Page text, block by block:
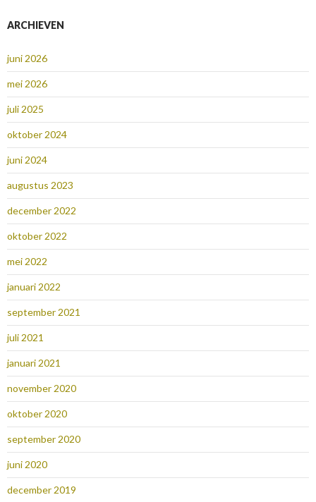
ARCHIEVEN
juni 2026
mei 2026
juli 2025
oktober 2024
juni 2024
augustus 2023
december 2022
oktober 2022
mei 2022
januari 2022
september 2021
juli 2021
januari 2021
november 2020
oktober 2020
september 2020
juni 2020
december 2019